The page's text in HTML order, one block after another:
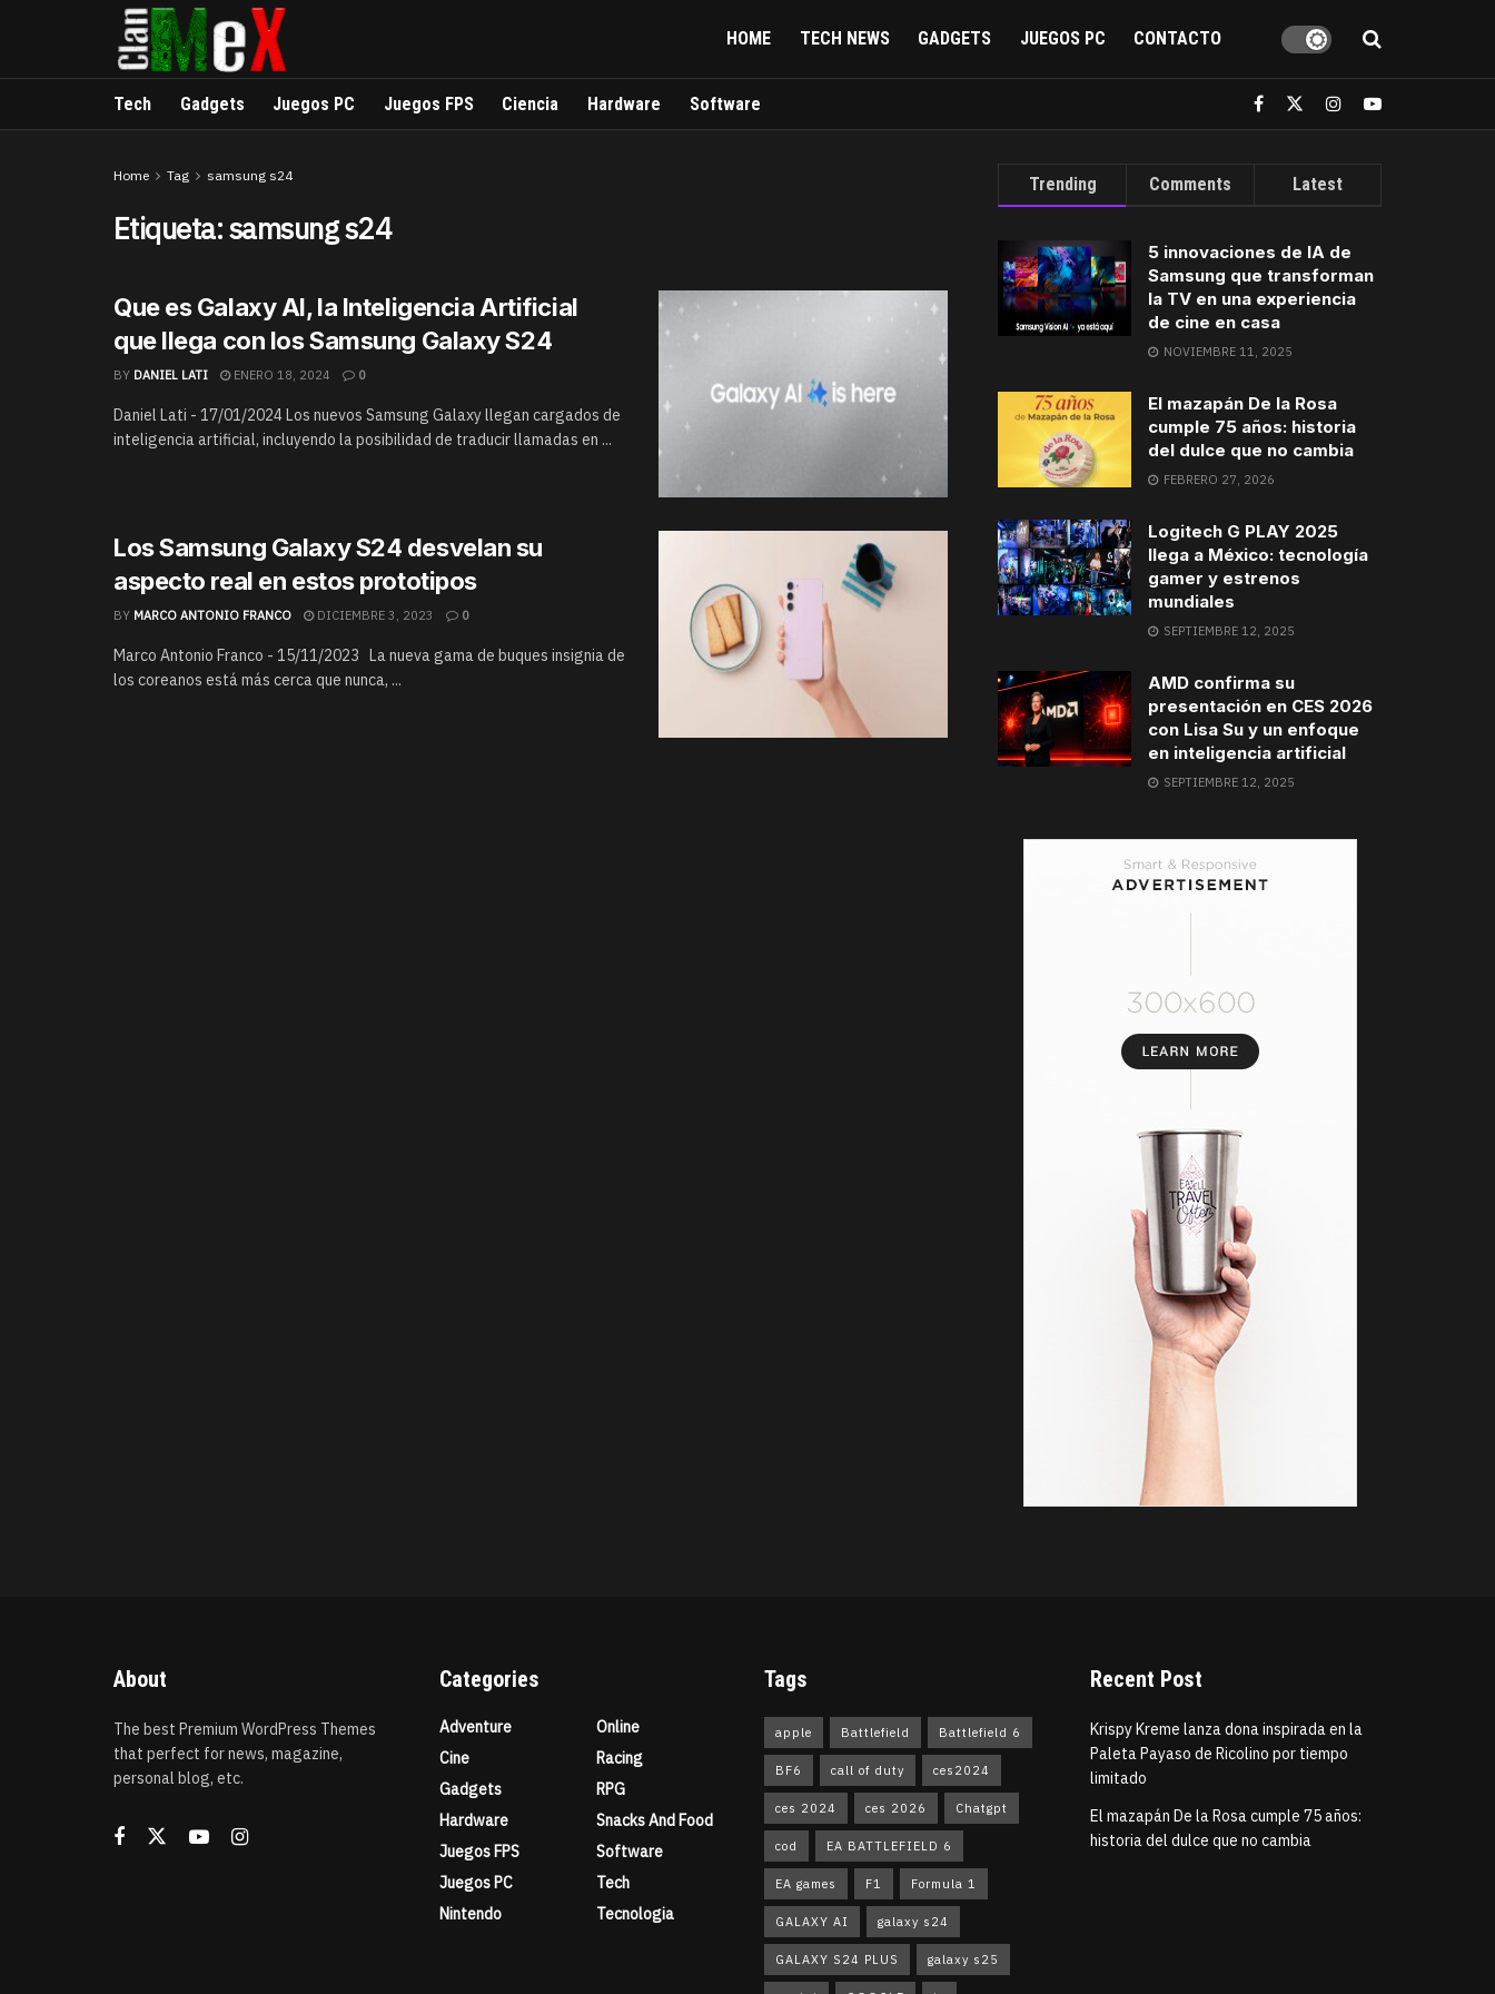
HOME TECH NEWS GADGETS JUEGOS PC CONTACTO
Tech Gadgets Juegos PC Juegos FPS Ciencia Hardware Software
Home Tag samsung s24
Etiqueta:samsung s24
Que es Galaxy AI, la Inteligencia Artificial
que llega con los Samsung Galaxy S24
BY DANIEL LATI ENERO 18, 2024 0
Daniel Lati - 17/01/2024 Los nuevos Samsung Galaxy llegan cargados de
inteligencia artificial, incluyendo la posibilidad de traducir llamadas en ...
Los Samsung Galaxy S24 desvelan su
aspecto real en estos prototipos
BY MARCO ANTONIO FRANCO DICIEMBRE 3, 2023 0
Marco Antonio Franco - 15/11/2023 La nueva gama de buques insignia de
los coreanos está más cerca que nunca, ...
Trending Comments Latest
5 innovaciones de IA de
Samsung que transforman
la TV en una experiencia
de cine en casa
NOVIEMBRE 11, 2025
El mazapán De la Rosa
cumple 75 años: historia
del dulce que no cambia
FEBRERO 27, 2026
Logitech G PLAY 2025
llega a México: tecnología
gamer y estrenos
mundiales
SEPTIEMBRE 12, 2025
AMD confirma su
presentación en CES 2026
con Lisa Su y un enfoque
en inteligencia artificial
SEPTIEMBRE 12, 2025
About
The best Premium WordPress Themes
that perfect for news, magazine,
personal blog, etc.
Categories
Adventure
Cine
Gadgets
Hardware
Juegos FPS
Juegos PC
Nintendo
Online
Racing
RPG
Snacks And Food
Software
Tech
Tecnologia
Tags
apple Battlefield Battlefield 6
BF6 call of duty ces2024
ces 2024 ces 2026 Chatgpt
cod EA BATTLEFIELD 6
EA games F1 Formula 1
GALAXY AI galaxy s24
GALAXY S24 PLUS galaxy s25
Recent Post
Krispy Kreme lanza dona inspirada en la
Paleta Payaso de Ricolino por tiempo
limitado
El mazapán De la Rosa cumple 75 años:
historia del dulce que no cambia